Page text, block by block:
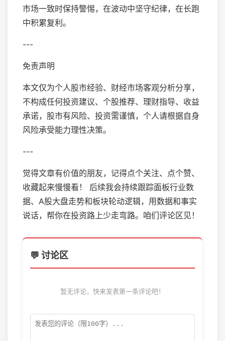
市场一致时保持警惕，在波动中坚守纪律，在长跑
中积累复利。
---
免责声明
本文仅为个人股市经验、财经市场客观分析分享，
不构成任何投资建议、个股推荐、理财指导、收益
承诺，股市有风险、投资需谨慎，个人请根据自身
风险承受能力理性决策。
---
觉得文章有价值的朋友，记得点个关注、点个赞、
收藏起来慢慢看！ 后续我会持续跟踪面板行业数
据、A股大盘走势和板块轮动逻辑，用数据和事实
说话，帮你在投资路上少走弯路。咱们评论区见！
💬 讨论区
暂无评论，快来发表第一条评论吧！